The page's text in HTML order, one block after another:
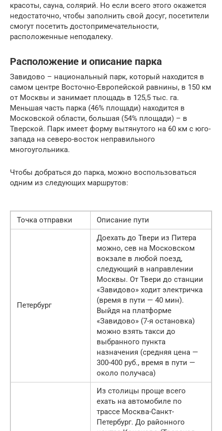
красоты, сауна, солярий. Но если всего этого окажется
недостаточно, чтобы заполнить свой досуг, посетители
смогут посетить достопримечательности,
расположенные неподалеку.
Расположение и описание парка
Завидово – национальный парк, который находится в
самом центре Восточно-Европейской равнины, в 150 км
от Москвы и занимает площадь в 125,5 тыс. га.
Меньшая часть парка (46% площади) находится в
Московской области, большая (54% площади) – в
Тверской. Парк имеет форму вытянутого на 60 км с юго-
запада на северо-восток неправильного
многоугольника.
Чтобы добраться до парка, можно воспользоваться
одним из следующих маршрутов:
Точка отправки Описание пути
Петербург
Доехать до Твери из Питера
можно, сев на Московском
вокзале в любой поезд,
следующий в направлении
Москвы. От Твери до станции
«Завидово» ходит электричка
(время в пути — 40 мин).
Выйдя на платформе
«Завидово» (7-я остановка)
можно взять такси до
выбранного пункта
назначения (средняя цена —
300-400 руб., время в пути —
около получаса)
Из столицы проще всего
ехать на автомобиле по
трассе Москва-Санкт-
Петербург. До районного